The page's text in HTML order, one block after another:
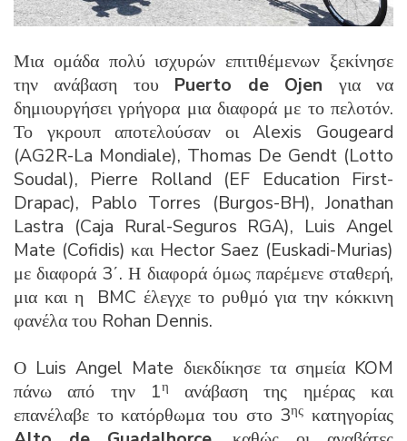
Μια ομάδα πολύ ισχυρών επιτιθέμενων ξεκίνησε
την ανάβαση του Puerto de Ojen για να
δημιουργήσει γρήγορα μια διαφορά με το πελοτόν.
Το γκρουπ αποτελούσαν οι Alexis Gougeard
(AG2R-La Mondiale), Thomas De Gendt (Lotto
Soudal), Pierre Rolland (EF Education First-
Drapac), Pablo Torres (Burgos-BH), Jonathan
Lastra (Caja Rural-Seguros RGA), Luis Angel
Mate (Cofidis) και Hector Saez (Euskadi-Murias)
με διαφορά 3΄. Η διαφορά όμως παρέμενε σταθερή,
μια και η BMC έλεγχε το ρυθμό για την κόκκινη
φανέλα του Rohan Dennis.
Ο Luis Angel Mate διεκδίκησε τα σημεία KOM
πάνω από την 1η
ανάβαση της ημέρας και
επανέλαβε το κατόρθωμα του στο 3ης κατηγορίας